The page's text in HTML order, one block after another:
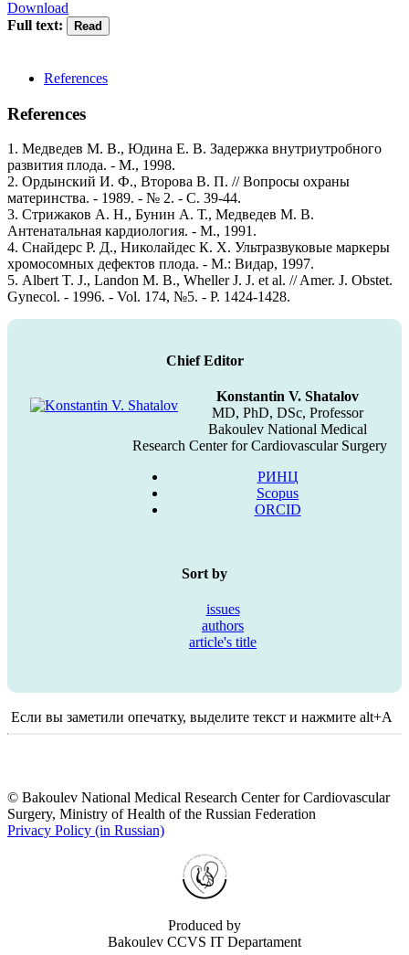
Download
Full text:
References
References
1. Медведев М. В., Юдина Е. В. Задержка внутриутробного
развития плода. - М., 1998.
2. Ордынский И. Ф., Второва В. П. // Вопросы охраны
материнства. - 1989. - № 2. - С. 39-44.
3. Стрижаков А. Н., Бунин А. Т., Медведев М. В.
Антенатальная кардиология. - М., 1991.
4. Снайдерс Р. Д., Николайдес К. Х. Ультразвуковые маркеры
хромосомных дефектов плода. - М.: Видар, 1997.
5. Albert T. J., Landon M. B., Wheller J. J. et al. // Amer. J. Obstet.
Gynecol. - 1996. - Vol. 174, №5. - P. 1424-1428.
Chief Editor
Konstantin V. Shatalov
MD, PhD, DSc, Professor
Bakoulev National Medical
Research Center for Cardiovascular Surgery
РИНЦ
Scopus
ORCID
Sort by
issues
authors
article's title
Если вы заметили опечатку, выделите текст и нажмите alt+A
© Bakoulev National Medical Research Center for Cardiovascular
Surgery, Ministry of Health of the Russian Federation
Privacy Policy (in Russian)
Produced by
Bakoulev CCVS IT Departament